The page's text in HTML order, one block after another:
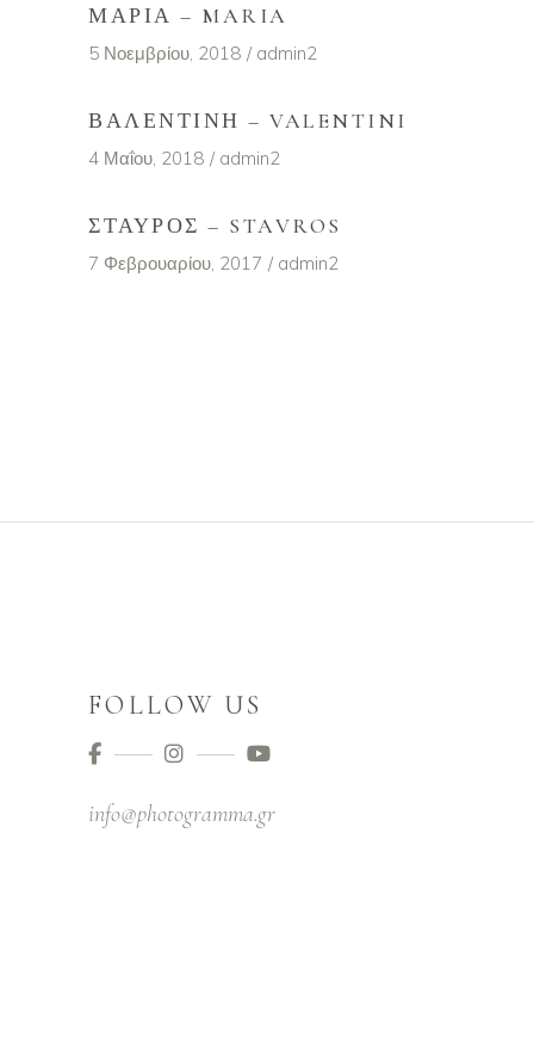
ΜΑΡΊΑ – MARIA
5 Νοεμβρίου, 2018 admin2
ΒΑΛΕΝΤΊΝΗ – VALENTINI
4 Μαΐου, 2018 admin2
ΣΤΑΎΡΟΣ – STAVROS
7 Φεβρουαρίου, 2017 admin2
FOLLOW US
info@photogramma.gr